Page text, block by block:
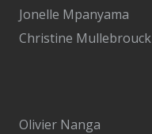
Jonelle Mpanyama
Christine Mullebrouck
Olivier Nanga